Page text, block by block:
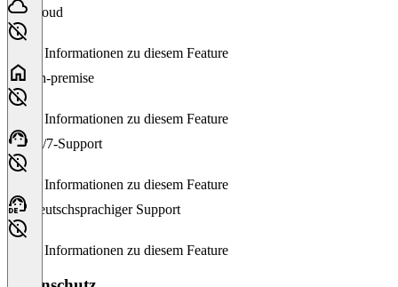
Cloud
Keine Informationen zu diesem Feature
On-premise
Keine Informationen zu diesem Feature
24/7-Support
Keine Informationen zu diesem Feature
Deutschsprachiger Support
Keine Informationen zu diesem Feature